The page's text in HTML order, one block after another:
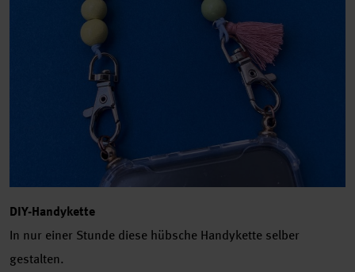
DIY-Handykette
In nur einer Stunde diese hübsche Handykette selber
gestalten.